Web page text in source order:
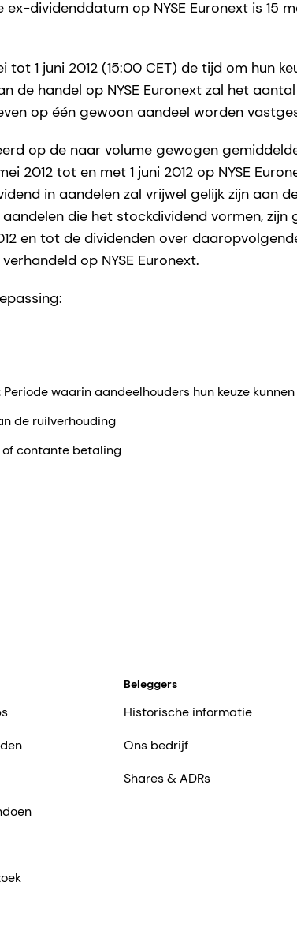
dividenddatum op NYSE Euronext is 15
tot 1 juni 2012 (15:00 CET) de tijd om hun
de handel op NYSE Euronext zal het
op één gewoon aandeel worden
op de naar volume gewogen
2012 tot en met 1 juni 2012 op NYSE
in aandelen zal vrijwel gelijk zijn aan
die het stockdividend vormen,
en tot de dividenden over
op NYSE Euronext.
Periode waarin aandeelhouders hun keuze
de ruilverhouding
of contante betaling
Beleggers
Historische informatie
Ons bedrijf
Shares & ADRs